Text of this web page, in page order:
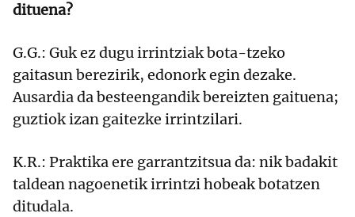
dituena?
G.G.: Guk ez dugu irrintziak bota-tzeko
gaitasun berezirik, edonork egin dezake.
Ausardia da besteengandik bereizten gaituena;
guztiok izan gaitezke irrintzilari.
K.R.: Praktika ere garrantzitsua da: nik badakit
taldean nagoenetik irrintzi hobeak botatzen
ditudala.